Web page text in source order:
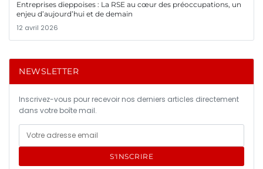
Entreprises dieppoises : La RSE au cœur des préoccupations, un
enjeu d’aujourd’hui et de demain
12 avril 2026
NEWSLETTER
Inscrivez-vous pour recevoir nos derniers articles directement
dans votre boîte mail.
S'INSCRIRE